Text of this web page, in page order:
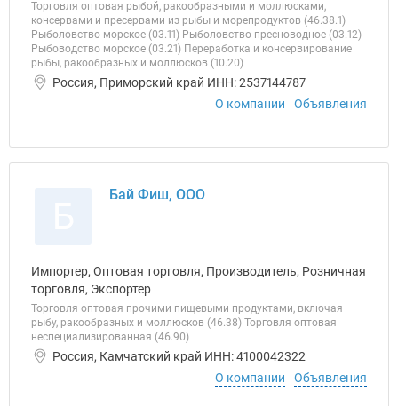
Торговля оптовая рыбой, ракообразными и моллюсками,
консервами и пресервами из рыбы и морепродуктов (46.38.1)
Рыболовство морское (03.11) Рыболовство пресноводное (03.12)
Рыбоводство морское (03.21) Переработка и консервирование
рыбы, ракообразных и моллюсков (10.20)
Россия, Приморский край ИНН: 2537144787
О компании
Объявления
Бай Фиш, ООО
Импортер, Оптовая торговля, Производитель, Розничная
торговля, Экспортер
Торговля оптовая прочими пищевыми продуктами, включая
рыбу, ракообразных и моллюсков (46.38) Торговля оптовая
неспециализированная (46.90)
Россия, Камчатский край ИНН: 4100042322
О компании
Объявления